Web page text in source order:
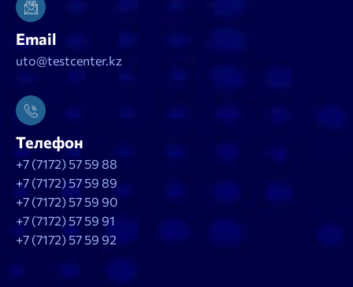
Email
uto@testcenter.kz
Телефон
+7 (7172) 57 59 88
+7 (7172) 57 59 89
+7 (7172) 57 59 90
+7 (7172) 57 59 91
+7 (7172) 57 59 92